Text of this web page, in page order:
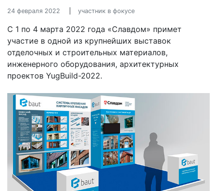
24 февраля 2022 участник в фокусе
С 1 по 4 марта 2022 года «Славдом» примет
участие в одной из крупнейших выставок
отделочных и строительных материалов,
инженерного оборудования, архитектурных
проектов YugBuild-2022.